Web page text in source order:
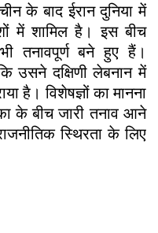
के बाद ईरान दुनिया में
में शामिल है। इस बीच
तनावपूर्ण बने हुए हैं।
उसने दक्षिणी लेबनान में
है। विशेषज्ञों का मानना
के बीच जारी तनाव आने
स्थिरता के लिए